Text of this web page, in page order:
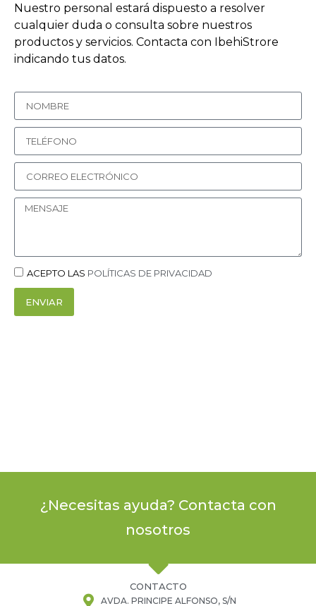
Nuestro personal estará dispuesto a resolver
cualquier duda o consulta sobre nuestros
productos y servicios. Contacta con IbehiStrore
indicando tus datos.
ACEPTO LAS POLÍTICAS DE PRIVACIDAD
ENVIAR
¿Necesitas ayuda? Contacta con
nosotros
CONTACTO
AVDA. PRINCIPE ALFONSO, S/N